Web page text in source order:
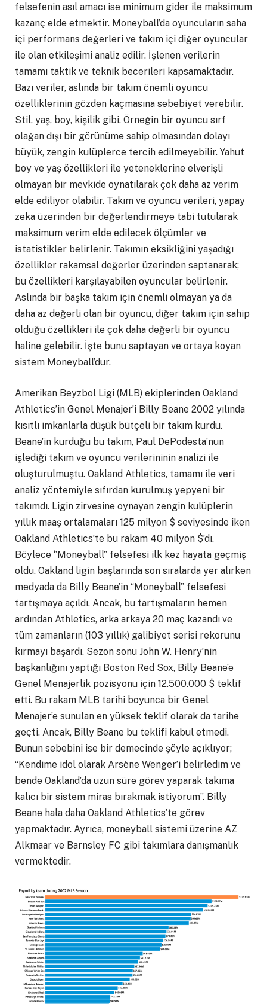
felsefenin asıl amacı ise minimum gider ile maksimum
kazanç elde etmektir. Moneyball’da oyuncuların saha
içi performans değerleri ve takım içi diğer oyuncular
ile olan etkileşimi analiz edilir. İşlenen verilerin
tamamı taktik ve teknik becerileri kapsamaktadır.
Bazı veriler, aslında bir takım önemli oyuncu
özelliklerinin gözden kaçmasına sebebiyet verebilir.
Stil, yaş, boy, kişilik gibi. Örneğin bir oyuncu sırf
olağan dışı bir görünüme sahip olmasından dolayı
büyük, zengin kulüplerce tercih edilmeyebilir. Yahut
boy ve yaş özellikleri ile yeteneklerine elverişli
olmayan bir mevkide oynatılarak çok daha az verim
elde ediliyor olabilir. Takım ve oyuncu verileri, yapay
zeka üzerinden bir değerlendirmeye tabi tutularak
maksimum verim elde edilecek ölçümler ve
istatistikler belirlenir. Takımın eksikliğini yaşadığı
özellikler rakamsal değerler üzerinden saptanarak;
bu özellikleri karşılayabilen oyuncular belirlenir.
Aslında bir başka takım için önemli olmayan ya da
daha az değerli olan bir oyuncu, diğer takım için sahip
olduğu özellikleri ile çok daha değerli bir oyuncu
haline gelebilir. İşte bunu saptayan ve ortaya koyan
sistem Moneyball’dur.
Amerikan Beyzbol Ligi (MLB) ekiplerinden Oakland
Athletics’in Genel Menajer’i Billy Beane 2002 yılında
kısıtlı imkanlarla düşük bütçeli bir takım kurdu.
Beane’in kurduğu bu takım, Paul DePodesta’nun
işlediği takım ve oyuncu verilerininin analizi ile
oluşturulmuştu. Oakland Athletics, tamamı ile veri
analiz yöntemiyle sıfırdan kurulmuş yepyeni bir
takımdı. Ligin zirvesine oynayan zengin kulüplerin
yıllık maaş ortalamaları 125 milyon $ seviyesinde iken
Oakland Athletics’te bu rakam 40 milyon $’dı.
Böylece ‘’Moneyball’’ felsefesi ilk kez hayata geçmiş
oldu. Oakland ligin başlarında son sıralarda yer alırken
medyada da Billy Beane’in “Moneyball” felsefesi
tartışmaya açıldı. Ancak, bu tartışmaların hemen
ardından Athletics, arka arkaya 20 maç kazandı ve
tüm zamanların (103 yıllık) galibiyet serisi rekorunu
kırmayı başardı. Sezon sonu John W. Henry’nin
başkanlığını yaptığı Boston Red Sox, Billy Beane’e
Genel Menajerlik pozisyonu için 12.500.000 $ teklif
etti. Bu rakam MLB tarihi boyunca bir Genel
Menajer’e sunulan en yüksek teklif olarak da tarihe
geçti. Ancak, Billy Beane bu teklifi kabul etmedi.
Bunun sebebini ise bir demecinde şöyle açıklıyor;
“Kendime idol olarak Arsène Wenger’i belirledim ve
bende Oakland’da uzun süre görev yaparak takıma
kalıcı bir sistem miras bırakmak istiyorum”. Billy
Beane hala daha Oakland Athletics’te görev
yapmaktadır. Ayrıca, moneyball sistemi üzerine AZ
Alkmaar ve Barnsley FC gibi takımlara danışmanlık
vermektedir.